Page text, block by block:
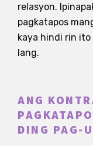
relasyon.
pagkatapos
kaya hindi rin ito
lang.
ANG
DING PAG-